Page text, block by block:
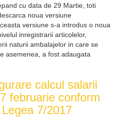
cu data de 29 Martie, toti
noua versiune
versiune s-a introdus o noua
inregistrarii articolelor,
naturii ambalajelor in care se
asemenea, a fost adaugata
calcul salarii
februarie conform
7/2017